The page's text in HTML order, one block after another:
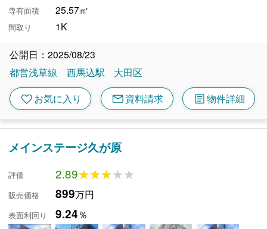
専有面積 25.57㎡
間取り 1K
公開日：2025/08/23
都営浅草線
西馬込駅 大田区
favoriteお気に入り mail資料請求 article物件詳細
メインステージ久が原
評価 2.89★★★★★
★★★★★
販売価格 899万円
表面利回り 9.24％